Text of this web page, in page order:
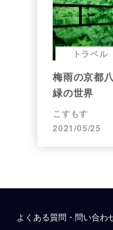
トラベル
梅雨の京都
緑の世界
こすもす
2021/05/25
よくある質問・問い合わ